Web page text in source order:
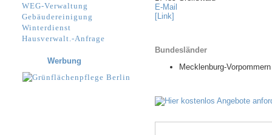
E-Mail
[Link]
Bundesländer
Mecklenburg-Vorpommern
WEG-Verwaltung
Gebäudereinigung
Winterdienst
Hausverwalt.-Anfrage
Werbung